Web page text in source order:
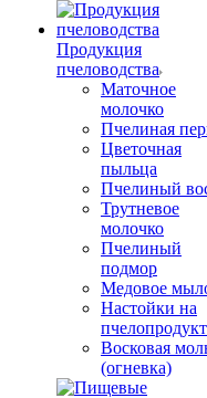
Продукция
пчеловодства
Маточное
молочко
Пчелиная
Цветочная
пыльца
Пчелиный
Трутневое
молочко
Пчелиный
подмор
Медовое
Настойки на
Восковая
(огневка)